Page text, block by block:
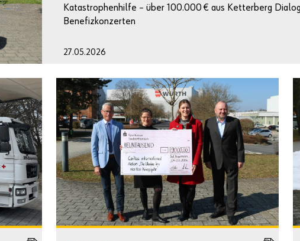
Katastrophenhilfe – über 100.000 € aus Ketterberg
Benefizkonzerten
27.05.2026